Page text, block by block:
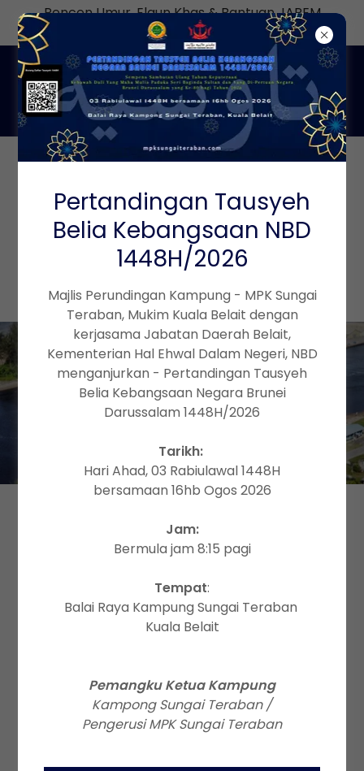
Pencen Umur, Elaun Khas & Bantuan JAPEM
bagi Julai ialah 27hb dan 28hb Julai 2026
DI MEDIA SOCIAL
WELCOME
HUBUNGI KAMI
Untuk orang awam terutama sekali kepada
penduduk kampung yang mempunyai sebarang
komen/saranan ataupun permasalahan
mengenai kampung/MPK-KST dan ingin
Pertandingan Tausyeh
Belia Kebangsaan NBD
1448H/2026
Majlis Perundingan Kampung - MPK Sungai
Teraban, Mukim Kuala Belait dengan
kerjasama Jabatan Daerah Belait,
Kementerian Hal Ehwal Dalam Negeri, NBD
menganjurkan - Pertandingan Tausyeh
Belia Kebangsaan Negara Brunei
Darussalam 1448H/2026
Tarikh:
Hari Ahad, 03 Rabiulawal 1448H
bersamaan 16hb Ogos 2026
Jam:
Bermula jam 8:15 pagi
Tempat:
Balai Raya Kampung Sungai Teraban
Kuala Belait
Pemangku Ketua Kampung
Kampong Sungai Teraban /
Pengerusi MPK Sungai Teraban